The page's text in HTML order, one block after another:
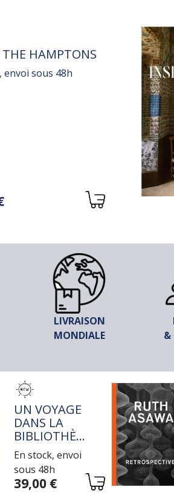
THE HAMPTONS
envoi sous 48h
LIVRAISON
MONDIALE
&
TITRE
UN VOYAGE
DANS LA
BIBLIOTHÈQUE
DE JEAN-
MICHEL
COULON
En stock, envoi
sous 48h
Variations
39,00 €